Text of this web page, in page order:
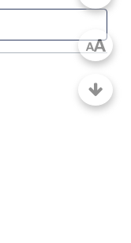
calendário; Use as
AA